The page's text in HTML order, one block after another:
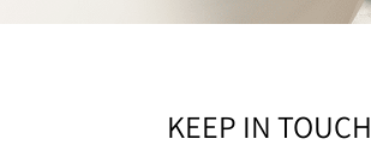
KEEP IN TOUCH